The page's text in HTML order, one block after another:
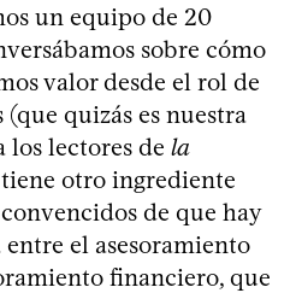
un equipo de 20
sobre cómo
valor desde el rol de
(que quizás es nuestra
los lectores de la
otro ingrediente
de que hay
el asesoramiento
financiero, que